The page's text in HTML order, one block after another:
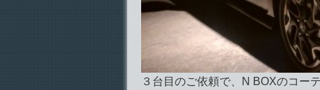
３台目のご依頼で、N BOXのコー